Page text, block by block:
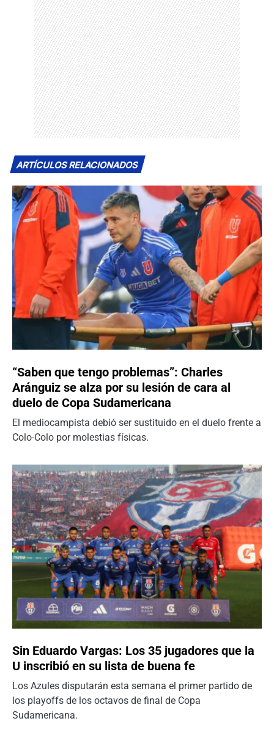
ARTÍCULOS RELACIONADOS
“Saben que tengo problemas”: Charles
Aránguiz se alza por su lesión de cara al
duelo de Copa Sudamericana
El mediocampista debió ser sustituido en el duelo frente a
Colo-Colo por molestias físicas.
Sin Eduardo Vargas: Los 35 jugadores que la
U inscribió en su lista de buena fe
Los Azules disputarán esta semana el primer partido de
los playoffs de los octavos de final de Copa
Sudamericana.